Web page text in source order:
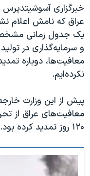
خبرگزاری
عراق که نامش اعلام
یک جدول زمانی مشخص
و سرمایه‌گذاری در
معافیت‌ها، دوباره
نکرده‌ایم.
معافیت‌های عراق از
۱۲۰ روز تمدید کرده بود.